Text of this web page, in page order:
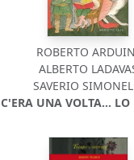
ROBERTO
ALBERTO
SAVERIO
C'ERA UNA VOLTA... LO